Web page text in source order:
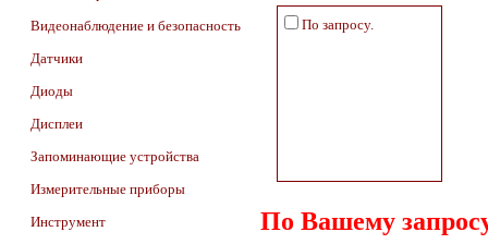
Видеонаблюдение и безопасность
Датчики
Диоды
Дисплеи
Запоминающие устройства
Измерительные приборы
Инструмент
По запросу.
По Вашему